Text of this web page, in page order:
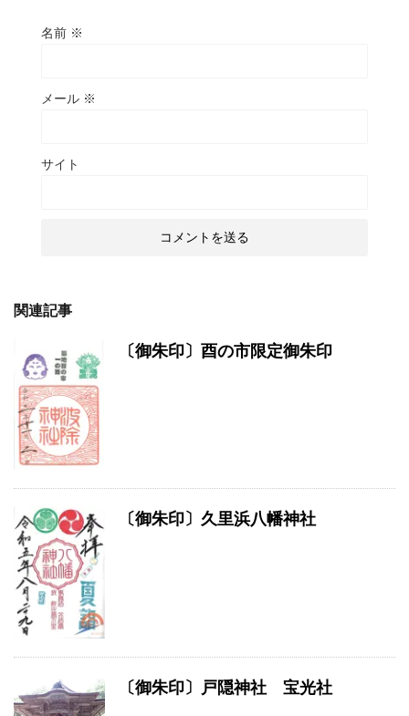
名前 ※
メール ※
サイト
関連記事
〔御朱印〕酉の市限定御朱印
〔御朱印〕久里浜八幡神社
〔御朱印〕戸隠神社 宝光社